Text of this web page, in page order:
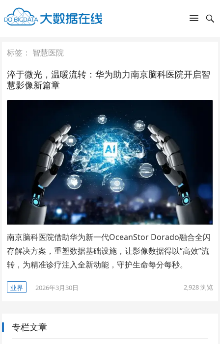
标签： 智慧医院
淬于微光，温暖流转：华为助力南京脑科医院开启智
慧影像新篇章
南京脑科医院借助华为新一代OceanStor Dorado融合全闪
存解决方案，重塑数据基础设施，让影像数据得以“高效”流
转，为精准诊疗注入全新动能，守护生命每分每秒。
业界 2026年3月30日 2,928浏览
专栏文章